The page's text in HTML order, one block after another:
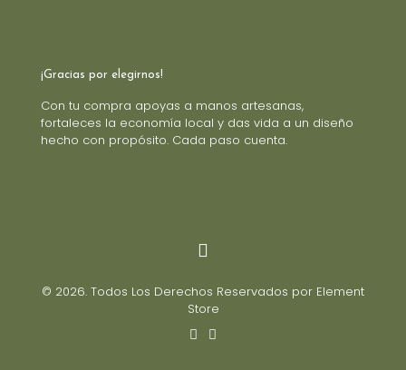
¡Gracias por elegirnos!
Con tu compra apoyas a manos artesanas,
fortaleces la economía local y das vida a un diseño
hecho con propósito. Cada paso cuenta.
© 2026. Todos Los Derechos Reservados por Element
Store